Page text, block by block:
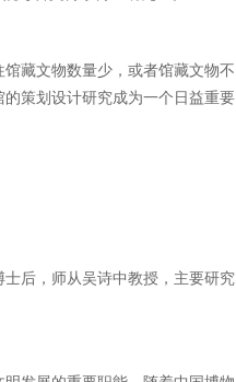
藏文物数量少，或者馆藏文物不
策划设计研究成为一个日益重要
后，师从吴诗中教授，主要研究